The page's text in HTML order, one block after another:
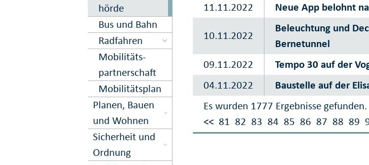
hörde
Bus und Bahn
Rad­fahren
Mobilitäts­
partner­schaft
Mobilitäts­plan
Planen, Bauen
und Wohnen
Sicher­heit und
Ord­nung
Es wurden 1777 Ergebnisse gefunden.
<< 81 82 83 84 85 86 87 88 89
11.11.2022
Neue App belohnt
10.11.2022
Beleuchtung und
Bernetunnel
09.11.2022
Tempo 30 auf der
04.11.2022
Baustelle auf der